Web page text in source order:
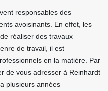
responsables des
avoisinants. En effet, les
réaliser des travaux
de travail, il est
en la matière. Par
de vous adresser à Reinhardt
plusieurs années